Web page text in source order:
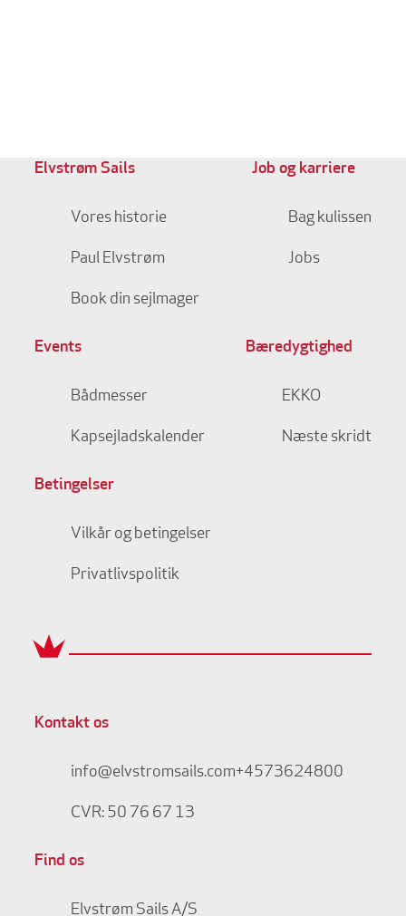
Elvstrøm Sails
Vores historie
Paul Elvstrøm
Book din sejlmager
Job og karriere
Bag kulissen
Jobs
Events
Bådmesser
Kapsejladskalender
Bæredygtighed
EKKO
Næste skridt
Betingelser
Vilkår og betingelser
Privatlivspolitik
Kontakt os
info@elvstromsails.com+4573624800
CVR: 50 76 67 13
Find os
Elvstrøm Sails A/S